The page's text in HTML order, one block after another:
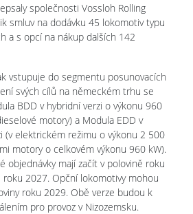
společnosti Vossloh Rolling
smluv na dodávku 45 lokomotiv typu
a s opcí na nákup dalších 142
vstupuje do segmentu posunovacích
svých cílů na německém trhu se
BDD v hybridní verzi o výkonu 960
motory) a Modula EDD v
(v elektrickém režimu o výkonu 2 500
motory o celkovém výkonu 960 kW).
objednávky mají začít v polovině roku
2027. Opční lokomotivy mohou
roku 2029. Obě verze budou k
pro provoz v Nizozemsku.